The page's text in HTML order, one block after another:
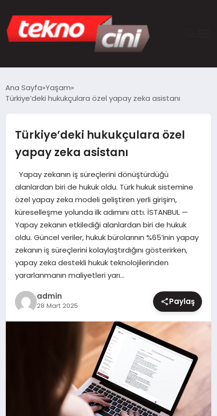
TEKNOLOJI
GÜNCEL
YAŞAM
SAĞLIK
DÜNYA
MAGAZIN
Ana Sayfa Yaşam
Türkiye’deki hukukçulara özel yapay zeka asistanı
Türkiye’deki hukukçulara özel
yapay zeka asistanı
Yapay zekanın iş süreçlerini dönüştürdüğü
alanlardan biri de hukuk oldu. Türk hukuk sistemine
özel yapay zeka modeli geliştiren yerli girişim,
küreselleşme yolunda ilk adımını attı. İSTANBUL —
Yapay zekanın etkilediği alanlardan biri de hukuk
oldu. Güncel veriler, hukuk bürolarının %65’inin yapay
zekanın iş süreçlerini kolaylaştırdığını gösterirken,
yapay zeka destekli hukuk teknolojilerinden
yararlanmanın maliyetleri yarı…
admin
28 Mart 2025 Paylaş